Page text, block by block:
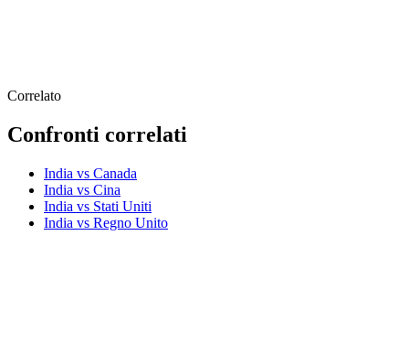
Correlato
Confronti correlati
India vs Canada
India vs Cina
India vs Stati Uniti
India vs Regno Unito